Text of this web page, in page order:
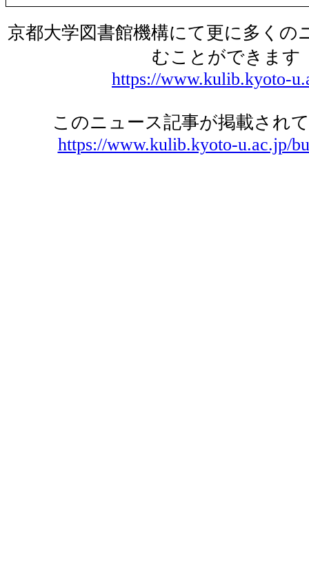
京都大学図書館機構にて更に多くの
むことができます
https://www.kulib.kyoto-
このニュース記事が掲載され
https://www.kulib.kyoto-u.ac.jp/